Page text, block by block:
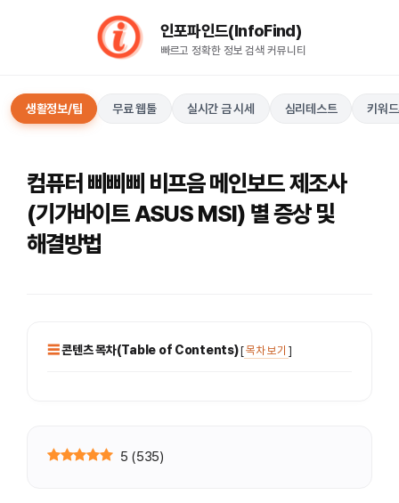
인포파인드(InfoFind)​​​​
빠르고 정확한 정보 검색 커뮤니티
생활정보/팁 무료 웹툴 실시간 금 시세 심리테스트 키워
컴퓨터 삐삐삐 비프음 메인보드 제조사
(기가바이트 ASUS MSI) 별 증상 및
해결방법
콘텐츠 목차(Table of Contents)[목차 보기 ]
5 (535)